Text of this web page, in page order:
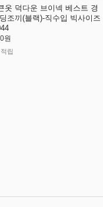
옷 덕다운 브이넥 베스트 경
조끼(블랙)-직수입 빅사이즈
원
립